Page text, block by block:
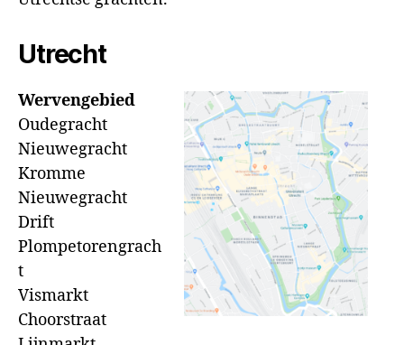
Utrecht
Wervengebied
Oudegracht
Nieuwegracht
Kromme
Nieuwegracht
Drift
Plompetorengrach
t
Vismarkt
Choorstraat